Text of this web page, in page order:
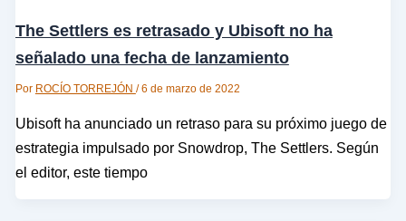
The Settlers es retrasado y Ubisoft no ha
señalado una fecha de lanzamiento
Por ROCÍO TORREJÓN /6 de marzo de 2022
Ubisoft ha anunciado un retraso para su próximo juego de
estrategia impulsado por Snowdrop, The Settlers. Según
el editor, este tiempo